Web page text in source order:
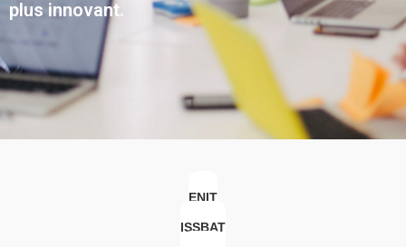
plus innovant.
ENIT
ISSBAT